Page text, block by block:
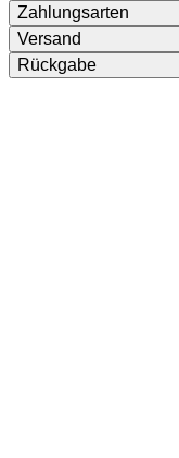
Zahlungsarten
Versand
Rückgabe